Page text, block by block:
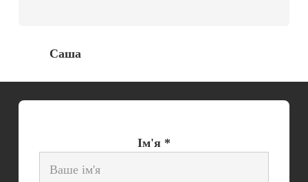
Саша
Ім'я *